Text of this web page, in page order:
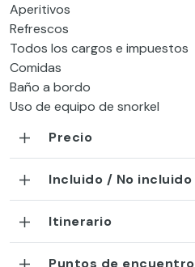
Aperitivos
Refrescos
Todos los cargos e impuestos
Comidas
Baño a bordo
Uso de equipo de snorkel
Precio
Incluido / No incluido
Itinerario